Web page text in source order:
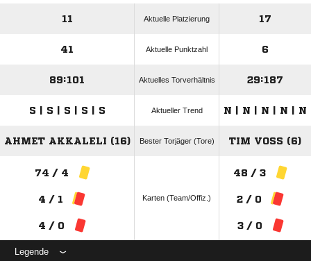
11 Aktuelle Platzierung 17
41 Aktuelle Punktzahl 6
89:101 Aktuelles Torverhältnis 29:187
S | S | S | S | S Aktueller Trend N | N | N | N | N
AHMET AKKALELI (16) Bester Torjäger (Tore) TIM VOSS (6)
74 / 4
4 / 1
4 / 0
Karten (Team/Offiz.)
48 / 3
2 / 0
3 / 0
Legende